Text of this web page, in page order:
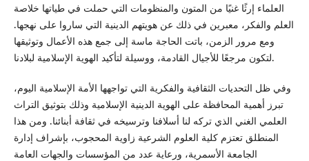
العلماء إرثًا غنيًا من المتون والمنظومات التي حملت في طياتها خلاصة
العلم والفكر، معبرين في ذلك عن هويتهم الدينية التي ساروا على نهجها.
ومع مرور الزمن، باتت الحاجة ماسة إلى جمع هذه الأعمال وتوثيقها
لتكون مرجعًا للأجيال القادمة، ووسيلة لتأكيد الهوية الإسلامية لبلادنا.
وفي ظل التحديات الثقافية والفكرية التي تواجهها الأمة الإسلامية اليوم،
تبرز أهمية المحافظة على الهوية الدينية الإسلامية وذلك بتوثيق التراث
العلمي الغني الذي تركه لنا أسلافنا وترسيخه في ثقافة أبنائنا. ومن هذا
المنطلق تعتزم كلية العلوم الشرعية زاوية المحجوب، بإشراف إدارة
الجامعة الأسمرية، ورعاية عدد من المؤسسات والجهات العامة